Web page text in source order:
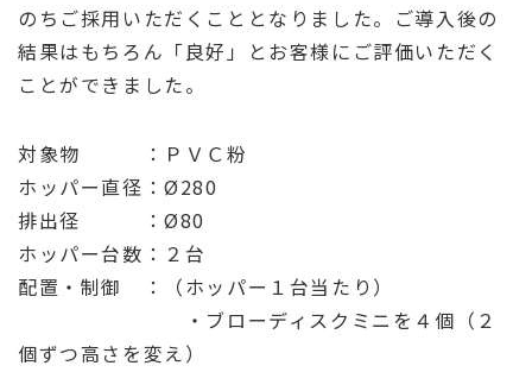
のちご採用いただくこととなりました。ご導入後の
結果はもちろん「良好」とお客様にご評価いただく
ことができました。
対象物 ：ＰＶＣ粉
ホッパー直径：Ø280
排出径 ：Ø80
ホッパー台数：２台
配置・制御 ：（ホッパー１台当たり）
・ブローディスクミニを４個（２
個ずつ高さを変え）